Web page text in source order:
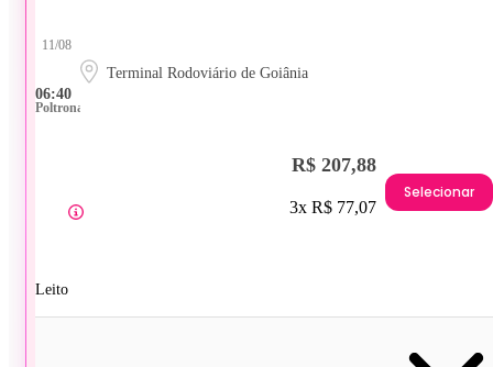
06:40
11/08
Terminal Rodoviário de Goiânia
Poltrona
Leito
R$ 207,88
3x R$ 77,07
Selecionar